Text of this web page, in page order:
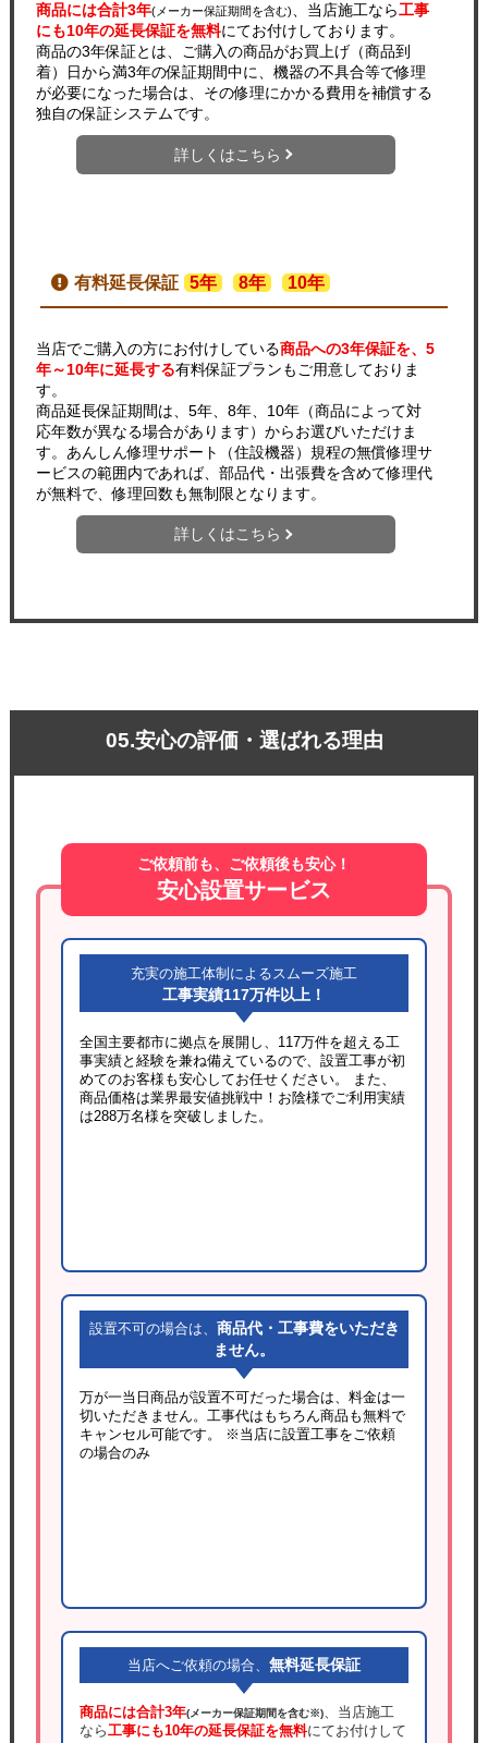
商品には合計3年(メーカー保証期間を含む) 、当店施工なら工事
にも10年の延長保証を無料にてお付けしております。
商品の3年保証とは、ご購入の商品がお買上げ（商品到
着）日から満3年の保証期間中に、機器の不具合等で修理
が必要になった場合は、その修理にかかる費用を補償する
独自の保証システムです。
詳しくはこちら
有料延長保証 5年 8年 10年
当店でご購入の方にお付けしている商品への3年保証を、5
年～10年に延長する有料保証プランもご用意しておりま
す。
商品延長保証期間は、5年、8年、10年（商品によって対
応年数が異なる場合があります）からお選びいただけま
す。あんしん修理サポート（住設機器）規程の無償修理サ
ービスの範囲内であれば、部品代・出張費を含めて修理代
が無料で、修理回数も無制限となります。
詳しくはこちら
05.安心の評価・選ばれる理由
ご依頼前も、ご依頼後も安心！
安心設置サービス
充実の施工体制によるスムーズ施工
工事実績117万件以上！
全国主要都市に拠点を展開し、117万件を超える工
事実績と経験を兼ね備えているので、設置工事が初
めてのお客様も安心してお任せください。 また、
商品価格は業界最安値挑戦中！お陰様でご利用実績
は288万名様を突破しました。
設置不可の場合は、 商品代・工事費をいただき
ません。
万が一当日商品が設置不可だった場合は、料金は一
切いただきません。工事代はもちろん商品も無料で
キャンセル可能です。
※当店に設置工事をご依頼
の場合のみ
当店へご依頼の場合、 無料延長保証
商品には合計3年(メーカー保証期間を含む※)、当店施工
なら工事にも10年の延長保証を無料にてお付けして